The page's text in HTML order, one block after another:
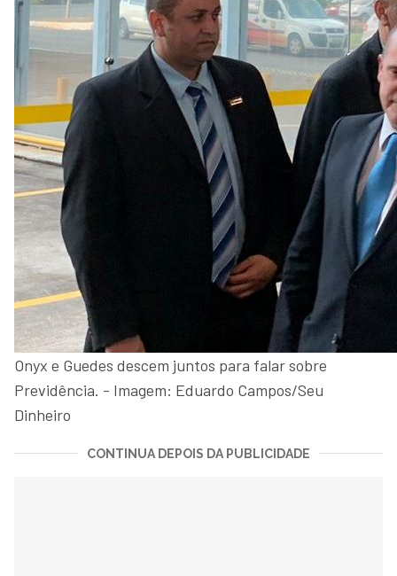
Onyx e Guedes descem juntos para falar sobre
Previdência. - Imagem: Eduardo Campos/Seu
Dinheiro
CONTINUA DEPOIS DA PUBLICIDADE